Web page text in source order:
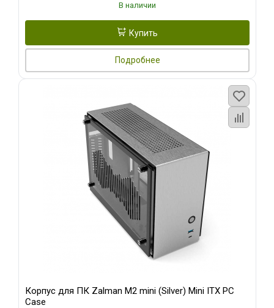
В наличии
Купить
Подробнее
Корпус для ПК Zalman M2 mini (Silver) Mini ITX PC
Case